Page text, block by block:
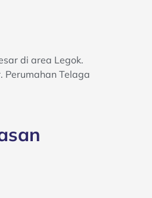
di area Legok.
Perumahan Telaga